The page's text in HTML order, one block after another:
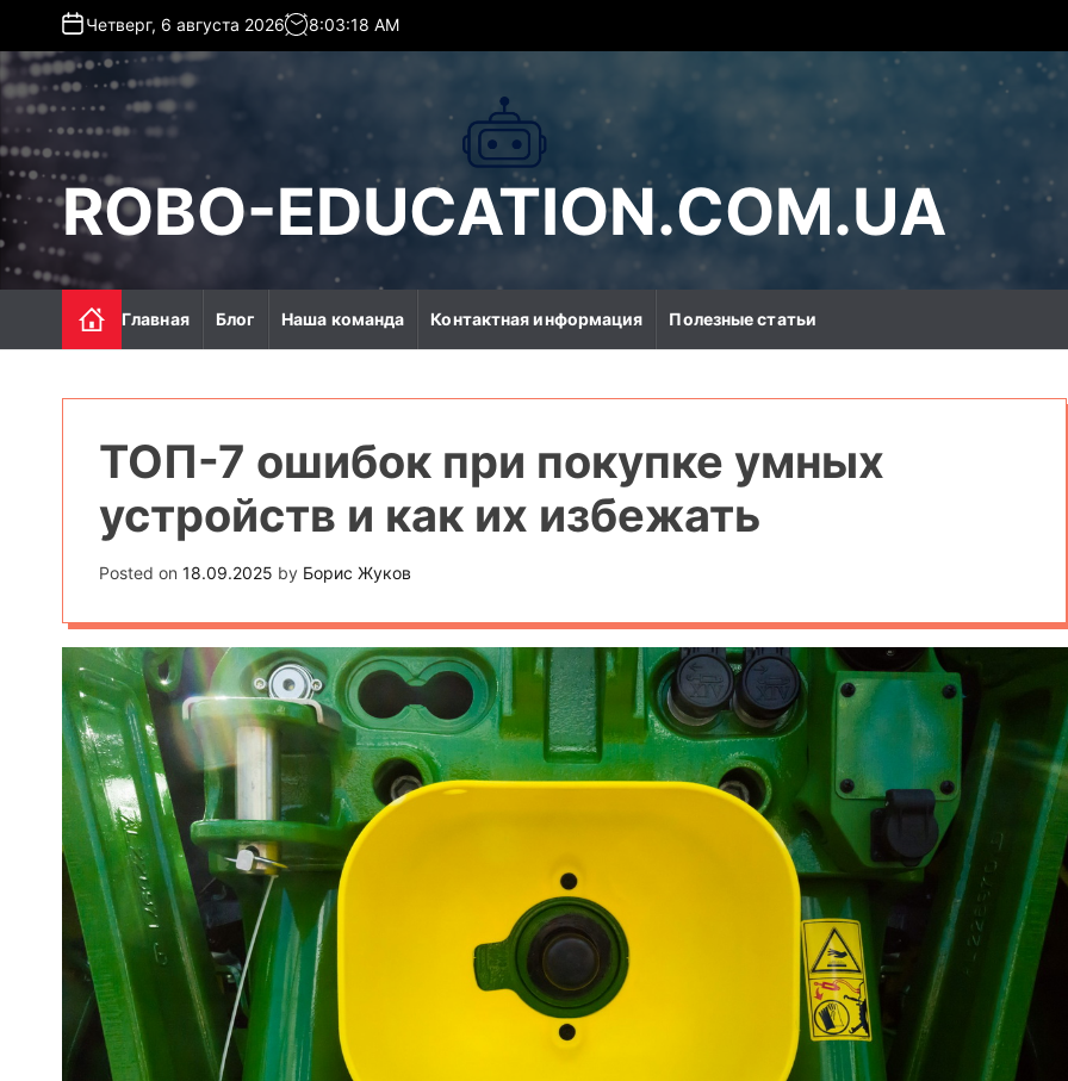
p
o
o
n
t
e
Четверг, 6 августа 2026 8:03:20 AM
ROBO-EDUCATION.COM.UA
Главная Блог Наша команда Контактная информация Полезные статьи
ТОП-7 ошибок при покупке умных
устройств и как их избежать
Posted on 18.09.2025 by Борис Жуков